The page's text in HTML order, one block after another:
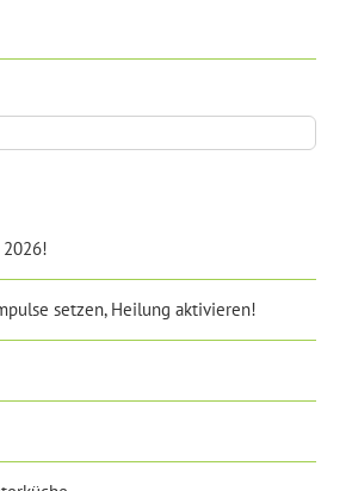
setzen, Heilung aktivieren!